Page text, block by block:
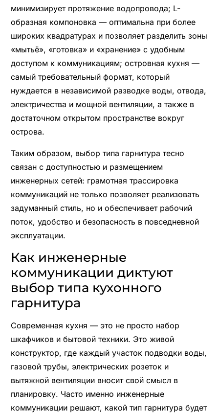
минимизирует протяжение водопровода; L-
образная компоновка — оптимальна при более
широких квадратурах и позволяет разделить зоны
«мытьё», «готовка» и «хранение» с удобным
доступом к коммуникациям; островная кухня —
самый требовательный формат, который
нуждается в независимой разводке воды, отвода,
электричества и мощной вентиляции, а также в
достаточном открытом пространстве вокруг
острова.
Таким образом, выбор типа гарнитура тесно
связан с доступностью и размещением
инженерных сетей: грамотная трассировка
коммуникаций не только позволяет реализовать
задуманный стиль, но и обеспечивает рабочий
поток, удобство и безопасность в повседневной
эксплуатации.
Как инженерные
коммуникации диктуют
выбор типа кухонного
гарнитура
Современная кухня — это не просто набор
шкафчиков и бытовой техники. Это живой
конструктор, где каждый участок подводки воды,
газовой трубы, электрических розеток и
вытяжной вентиляции вносит свой смысл в
планировку. Часто именно инженерные
коммуникации решают, какой тип гарнитура будет